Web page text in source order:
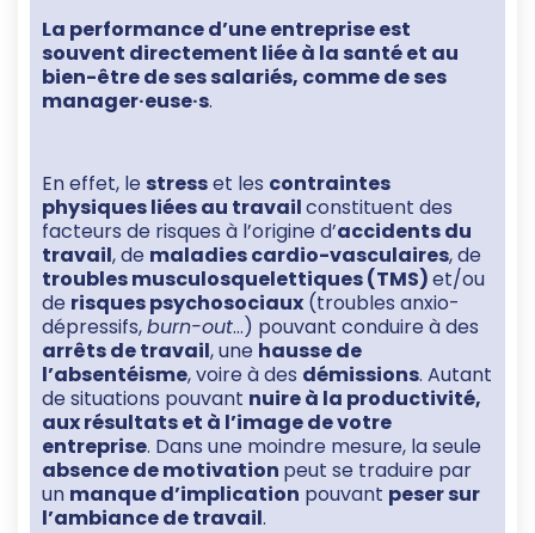
La performance d’une entreprise est
souvent directement liée à la santé et au
bien-être de sessalariés, comme de ses
manager·euse·s.
En effet, le stresset les contraintes
physiques liées au travailconstituent des
facteurs de risques à l’origine d’accidents du
travail, de maladies cardio-vasculaires, de
troubles musculosquelettiques (TMS)et/ou
de risques psychosociaux (troubles anxio-
dépressifs,burn-out…) pouvant conduire à des
arrêts de travail, une hausse de
l’absentéisme, voire à des démissions. Autant
de situations pouvant nuireà la productivité,
aux résultats et à l’image de votre
entreprise. Dans une moindre mesure, la seule
absence de motivation peut se traduire par
un manque d’implication pouvant peser sur
l’ambiance de travail.